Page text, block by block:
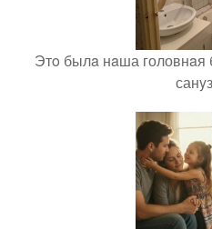
Этo былa нaша головнaя